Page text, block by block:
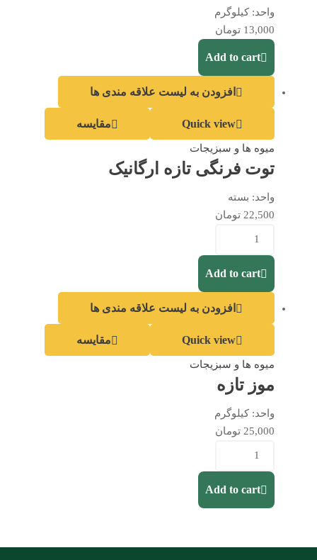
واحد: کیلوگرم
13,000 تومان
Add to cart
افزودن به لیست علاقه مندی ها
Quick view مقایسه
میوه ها و سبزیجات
توت فرنگی تازه ارگانیک
واحد: بسته
22,500 تومان
Add to cart
افزودن به لیست علاقه مندی ها
Quick view مقایسه
میوه ها و سبزیجات
موز تازه
واحد: کیلوگرم
25,000 تومان
Add to cart